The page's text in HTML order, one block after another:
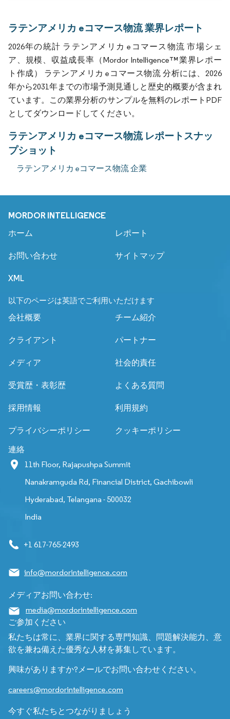
ラテンアメリカ eコマース物流 業界レポート
2026年の統計 ラテンアメリカ eコマース物流 市場シェ
ア、規模、収益成長率（Mordor Intelligence™業界レポー
ト作成） ラテンアメリカ eコマース物流 分析には、2026
年から2031年までの市場予測見通しと歴史的概要が含まれ
ています。この業界分析のサンプルを無料のレポートPDF
としてダウンロードしてください。
ラテンアメリカ eコマース物流 レポートスナッ
プショット
ラテンアメリカ eコマース物流 企業
MORDOR INTELLIGENCE
ホーム レポート
お問い合わせ サイトマップ
XML
以下のページは英語でご利用いただけます
会社概要
チーム紹介
クライアント パートナー
メディア 社会的責任
受賞歴・表彰歴 よくある質問
採用情報 利用規約
プライバシーポリシー クッキーポリシー
連絡
11th Floor, Rajapushpa Summit
Nanakramguda Rd, Financial District, Gachibowli
Hyderabad, Telangana - 500032
India
+1 617-765-2493
info@mordorintelligence.com
メディアお問い合わせ:
media@mordorintelligence.com
ご参加ください
私たちは常に、業界に関する専門知識、問題解決能力、意
欲を兼ね備えた優秀な人材を募集しています。
興味がありますか?メールでお問い合わせください。
careers@mordorintelligence.com
今すぐ私たちとつながりましょう